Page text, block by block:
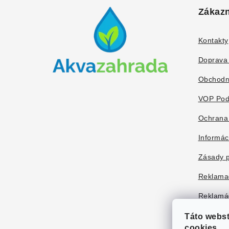
Táto
Kontakty
VOP
Zásady